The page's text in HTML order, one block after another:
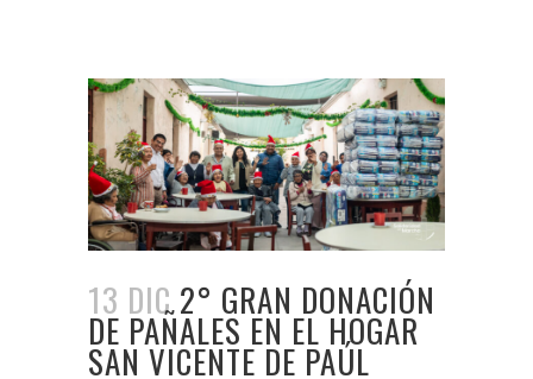
13 DIC 2° GRAN DONACIÓN
DE PAÑALES EN EL HOGAR
SAN VICENTE DE PAÚL